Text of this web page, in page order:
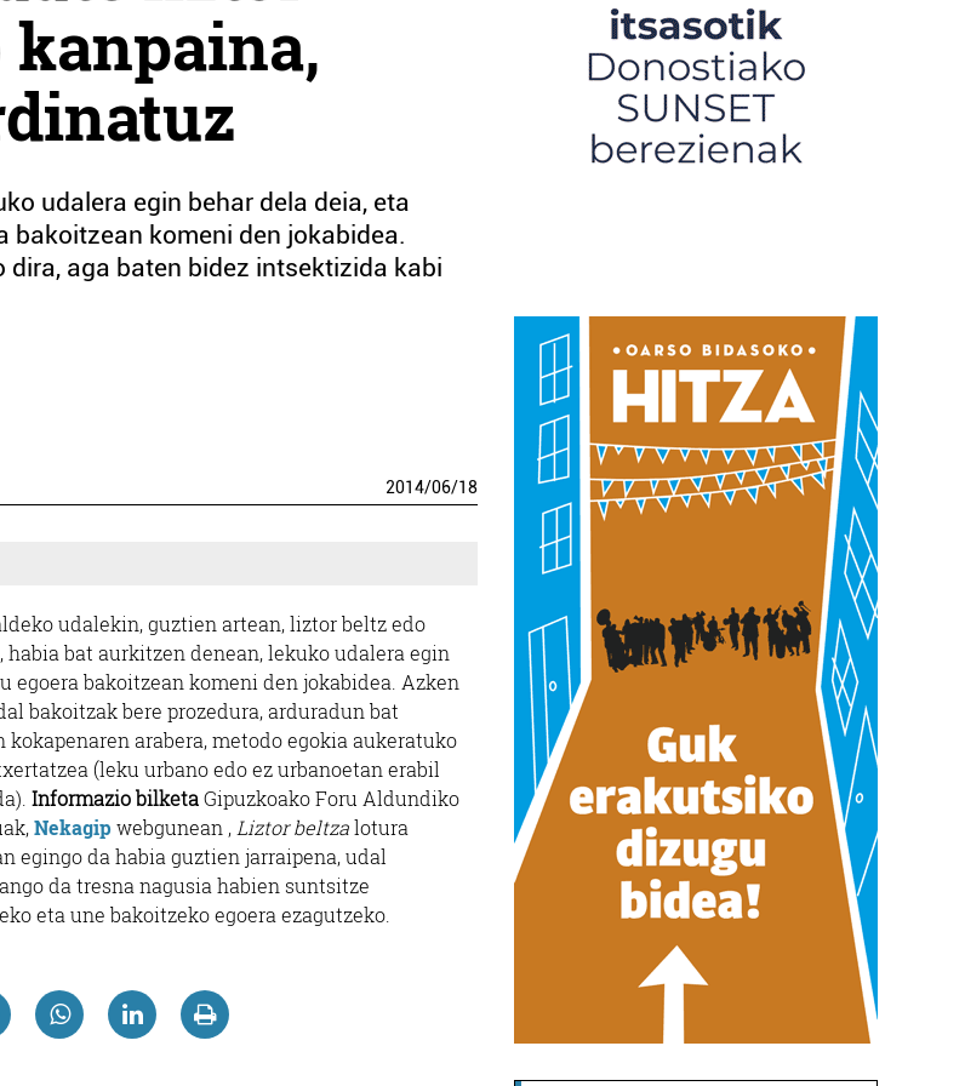
udalera egin behar dela deia, eta
bakoitzean komeni den jokabidea.
aga baten bidez intsektizida kabi
2014/06/18
udalekin, guztien artean, liztor beltz edo
bat aurkitzen denean, lekuko udalera egin
egoera bakoitzean komeni den jokabidea. Azken
bakoitzak bere prozedura, arduradun bat
arabera, metodo egokia aukeratuko
(leku urbano edo ez urbanoetan erabil
Informazio bilketaGipuzkoako Foru Aldundiko
Nekagipwebgunean , Liztor beltzalotura
egingo da habia guztien jarraipena, udal
da tresna nagusia habien suntsitze
eta une bakoitzeko egoera ezagutzeko.